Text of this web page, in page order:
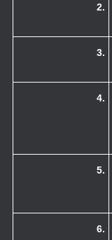
2.
3.
4.
5.
6.